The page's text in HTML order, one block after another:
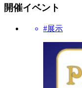
開催イベント
#展示